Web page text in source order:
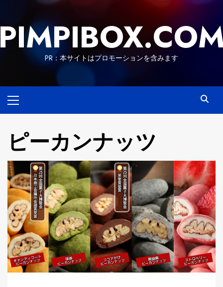
content
PR：本サイトはプロモーションを含みます
Menu
ピーカンナッツ